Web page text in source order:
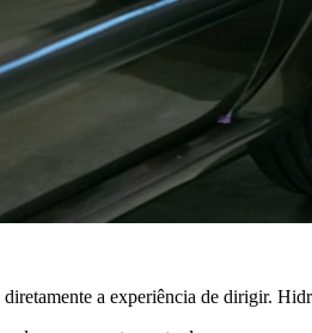
a experiência de dirigir.